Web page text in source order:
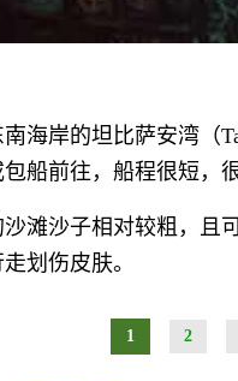
海岸的坦比萨安湾（
船前往，船程很短，
滩沙子相对较粗，且
划伤皮肤。
1 2